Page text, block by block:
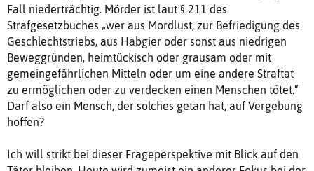
Fall niederträchtig. Mörder ist laut § 211 des
Strafgesetzbuches „wer aus Mordlust, zur Befriedigung des
Geschlechtstriebs, aus Habgier oder sonst aus niedrigen
Beweggründen, heimtückisch oder grausam oder mit
gemeingefährlichen Mitteln oder um eine andere Straftat
zu ermöglichen oder zu verdecken einen Menschen tötet.“
Darf also ein Mensch, der solches getan hat, auf Vergebung
hoffen?
Ich will strikt bei dieser Frageperspektive mit Blick auf den